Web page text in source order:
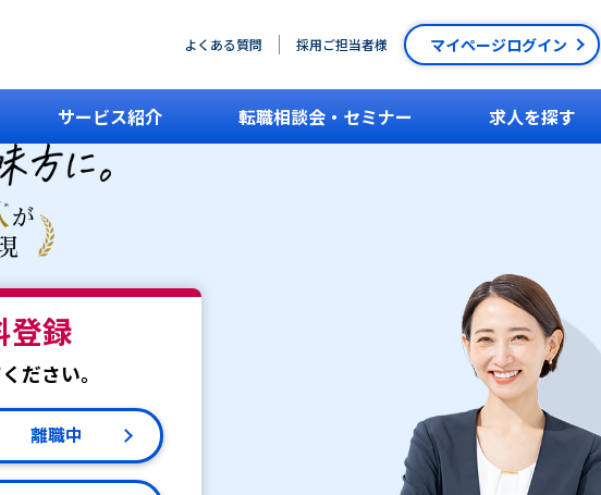
よくある質問 採用ご担当者様 マイページログイン
サービス紹介 転職相談会・セミナー 求人を探す
登録
ださい。
離職中